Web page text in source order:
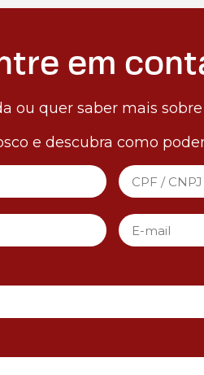
em
ou quer saber mais
e descubra como